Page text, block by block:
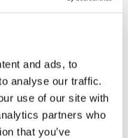
and ads, to
analyse our traffic.
use of our site with
partners who
that you’ve